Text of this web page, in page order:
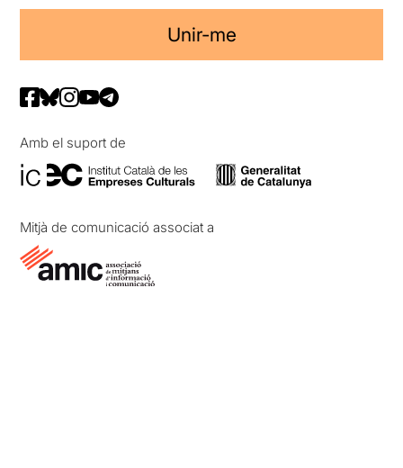
Unir-me
Amb el suport de
Mitjà de comunicació associat a